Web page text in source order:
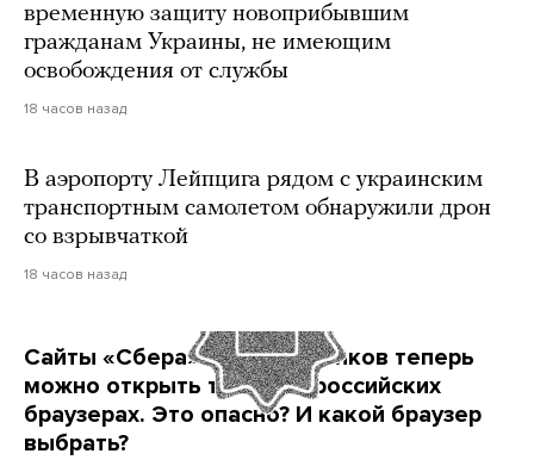
временную защиту новоприбывшим
гражданам Украины, не имеющим
освобождения от службы
18 часов назад
В аэропорту Лейпцига рядом с украинским
транспортным самолетом обнаружили дрон
со взрывчаткой
18 часов назад
Сайты «Сбера» и других банков теперь
можно открыть только в российских
браузерах. Это опасно? И какой браузер
выбрать?